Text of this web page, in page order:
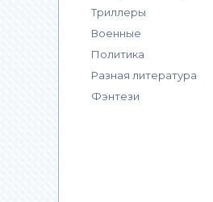
Триллеры
Военные
Политика
Разная литература
Фэнтези